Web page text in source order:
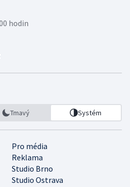
hodin
Tmavý Systém
Pro média
Reklama
Studio Brno
Studio Ostrava